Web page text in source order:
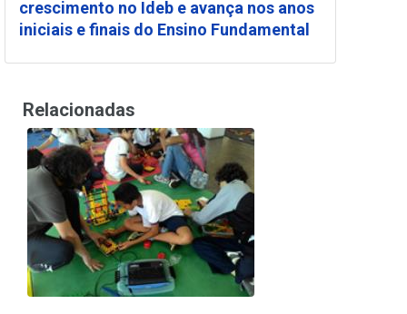
crescimento no Ideb e avança nos anos
iniciais e finais do Ensino Fundamental
Relacionadas